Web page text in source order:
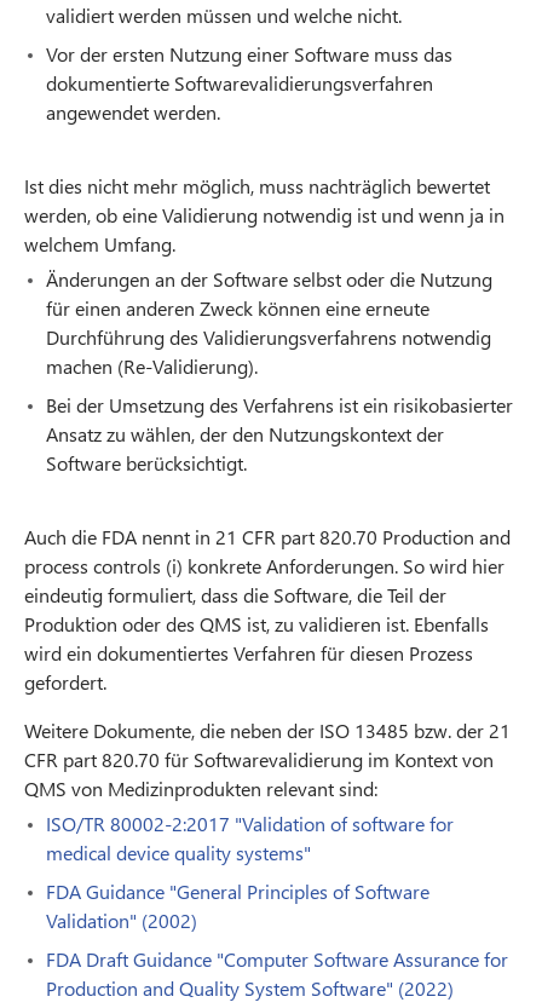
validiert werden müssen und welche nicht.
Vor der ersten Nutzung einer Software muss das
dokumentierte Softwarevalidierungsverfahren
angewendet werden.
Ist dies nicht mehr möglich, muss nachträglich bewertet
werden, ob eine Validierung notwendig ist und wenn ja in
welchem Umfang.
Änderungen an der Software selbst oder die Nutzung
für einen anderen Zweck können eine erneute
Durchführung des Validierungsverfahrens notwendig
machen (Re-Validierung).
Bei der Umsetzung des Verfahrens ist ein risikobasierter
Ansatz zu wählen, der den Nutzungskontext der
Software berücksichtigt.
Auch die FDA nennt in 21 CFR part 820.70 Production and
process controls (i) konkrete Anforderungen. So wird hier
eindeutig formuliert, dass die Software, die Teil der
Produktion oder des QMS ist, zu validieren ist. Ebenfalls
wird ein dokumentiertes Verfahren für diesen Prozess
gefordert.
Weitere Dokumente, die neben der ISO 13485 bzw. der 21
CFR part 820.70 für Softwarevalidierung im Kontext von
QMS von Medizinprodukten relevant sind:
ISO/TR 80002-2:2017 "Validation of software for
medical device quality systems"
FDA Guidance "General Principles of Software
Validation" (2002)
FDA Draft Guidance "Computer Software Assurance for
Production and Quality System Software" (2022)